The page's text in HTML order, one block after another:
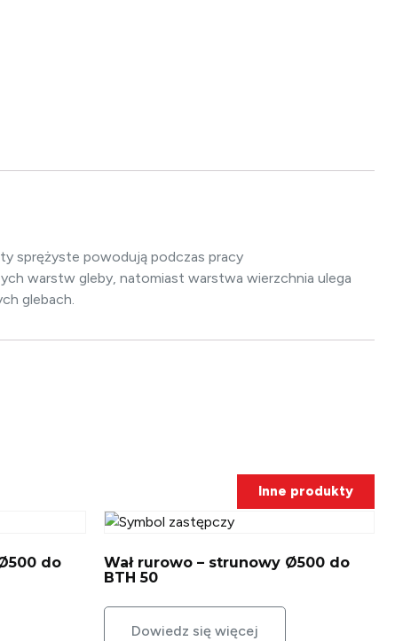
sprężyste powodują podczas pracy
warstw gleby, natomiast warstwa wierzchnia ulega
glebach.
Inne produkty
do
Wał rurowo – strunowy Ø500 do
BTH 50
Dowiedz się więcej